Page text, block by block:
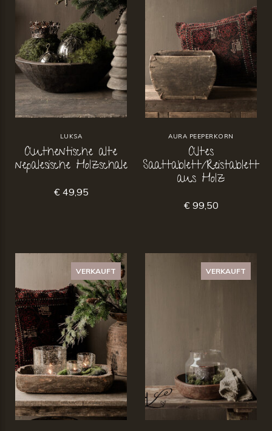
LUKSA
Authentische alte
nepalesische Holzschale
€ 49,95
AURA PEEPERKORN
Altes
Saattablett/Reistablett
aus Holz
€ 99,50
VERKAUFT VERKAUFT